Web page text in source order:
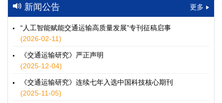
策略
2026, 12(3): 109-124.https://doi.org/10.16503/j.cnki.2095-
9931.2026.03.009
摘要 (
HTML
水运港-船多能源融合技术及集成应用——以宁波舟山港穿山港
童亮, 袁裕鹏, 袁成清, 唐道贵, 钟晓晖, 严新平
2026, 12(3): 125-136.
新闻公告 更多
“人工智能赋能交通运输高质量发展”专刊征稿启事
(2026-02-11)
《交通运输研究》严正声明
(2025-12-04)
《交通运输研究》连续七年入选中国科技核心期刊
(2025-11-05)